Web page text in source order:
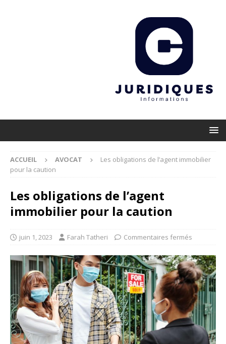
ACCUEIL AVOCAT
Les obligations de l’agent immobilier
pour la caution
Les obligations de l’agent
immobilier pour la caution
juin 1, 2023 Farah Tatheri Commentaires fermés